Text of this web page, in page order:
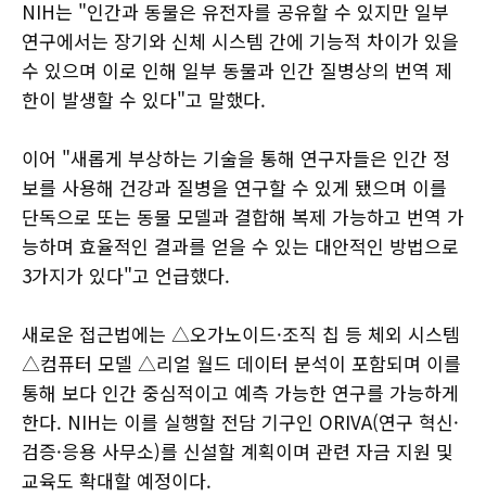
NIH는 "인간과 동물은 유전자를 공유할 수 있지만 일부
연구에서는 장기와 신체 시스템 간에 기능적 차이가 있을
수 있으며 이로 인해 일부 동물과 인간 질병상의 번역 제
한이 발생할 수 있다"고 말했다.
이어 "새롭게 부상하는 기술을 통해 연구자들은 인간 정
보를 사용해 건강과 질병을 연구할 수 있게 됐으며 이를
단독으로 또는 동물 모델과 결합해 복제 가능하고 번역 가
능하며 효율적인 결과를 얻을 수 있는 대안적인 방법으로
3가지가 있다"고 언급했다.
새로운 접근법에는 △오가노이드·조직 칩 등 체외 시스템
△컴퓨터 모델 △리얼 월드 데이터 분석이 포함되며 이를
통해 보다 인간 중심적이고 예측 가능한 연구를 가능하게
한다. NIH는 이를 실행할 전담 기구인 ORIVA(연구 혁신·
검증·응용 사무소)를 신설할 계획이며 관련 자금 지원 및
교육도 확대할 예정이다.